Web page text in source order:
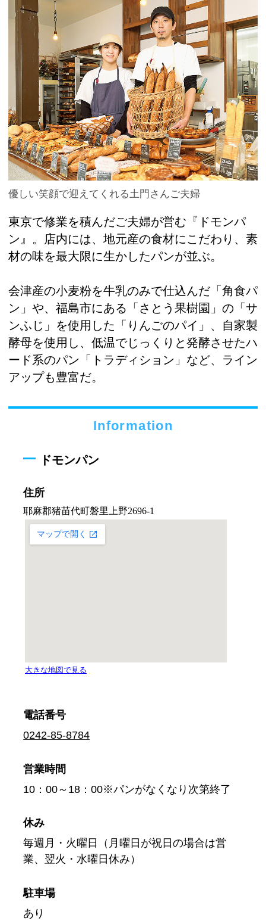
優しい笑顔で迎えてくれる土門さんご夫婦
東京で修業を積んだご夫婦が営む『ドモンパ
ン』。店内には、地元産の食材にこだわり、素
材の味を最大限に生かしたパンが並ぶ。
会津産の小麦粉を牛乳のみで仕込んだ「角食パ
ン」や、福島市にある「さとう果樹園」の「サ
ンふじ」を使用した「りんごのパイ」、自家製
酵母を使用し、低温でじっくりと発酵させたハ
ード系のパン「トラディション」など、ライン
アップも豊富だ。
Information
ドモンパン
住所
電話番号
0242-85-8784
営業時間
10：00～18：00※パンがなくなり次第終了
休み
毎週月・火曜日（月曜日が祝日の場合は営
業、翌火・水曜日休み）
駐車場
あり